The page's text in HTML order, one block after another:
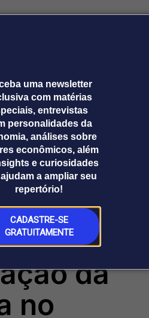
uma newsletter
com matérias
entrevistas
personalidades da
análises sobre
econômicos, além
e curiosidades
a ampliar seu
repertório!
CADASTRE-SE
GRATUITAMENTE
BlogWeekendInstitucional
Broadcast+
O mercado
financeiro em
tempo real
Broadcast
Tudo sobre o
agronegócio
Broadcast
Energia
O setor de
energia elétrica
Broadcast
White Label
Releases Broadcast
Prêmio Broadcast
Empresas
Releases
e
com
e
da
no